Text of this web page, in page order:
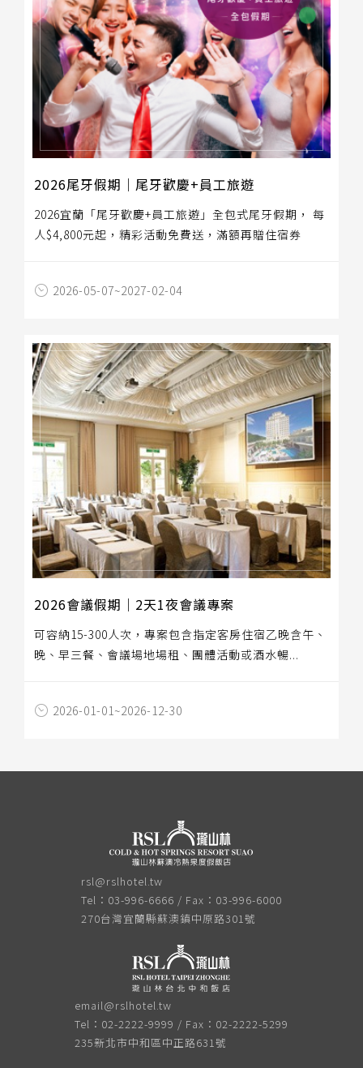
2026尾牙假期｜尾牙歡慶+員工旅遊
2026宜蘭「尾牙歡慶+員工旅遊」全包式尾牙假期， 每
人$4,800元起，精彩活動免費送，滿額再贈住宿券
2026-05-07~2027-02-04
2026會議假期｜2天1夜會議專案
可容納15-300人次，專案包含指定客房住宿乙晚含午、
晚、早三餐、會議場地場租、團體活動或酒水暢...
2026-01-01~2026-12-30
rsl@rslhotel.tw
Tel：03-996-6666 / Fax：03-996-6000
270台灣宜蘭縣蘇澳鎮中原路301號
email@rslhotel.tw
Tel：02-2222-9999 / Fax：02-2222-5299
235新北市中和區中正路631號